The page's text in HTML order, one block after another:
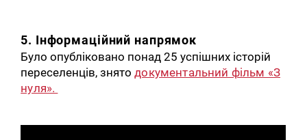
5. Інформаційний напрямок
Було опубліковано понад 25 успішних історій
переселенців, знятодокументальний фільм «З
нуля».